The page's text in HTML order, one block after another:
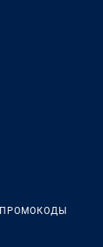
ПРОМОКОДЫ